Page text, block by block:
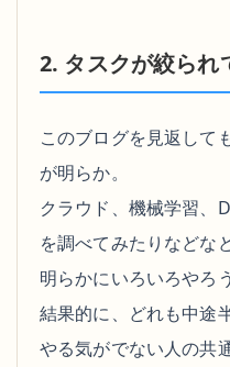
2. タスクが絞られ
このブログを見返して
が明らか。
クラウド、機械学習、
を調べてみたりなどなど
明らかにいろいろやろ
結果的に、どれも中途半
やる気がでない人の共